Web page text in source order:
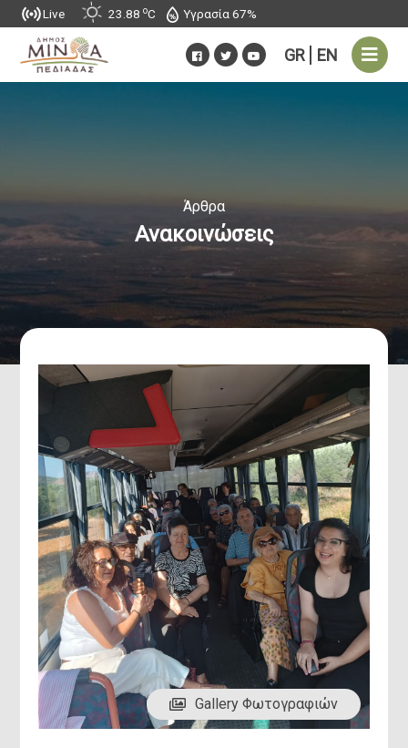
Live 23.88 oC Υγρασία 67%
GR EN
Άρθρα
Ανακοινώσεις
Gallery Φωτογραφιών
Δήμαρχος